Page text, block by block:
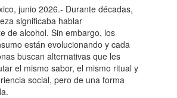
junio 2026.- Durante décadas,
significaba hablar
de alcohol. Sin embargo, los
están evolucionando y cada
buscan alternativas que les
el mismo sabor, el mismo ritual y
social, pero de una forma